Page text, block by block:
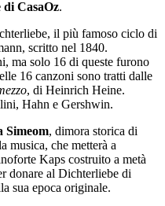
CasaOz.
il più famoso ciclo di
scritto nel 1840.
ma solo 16 di queste furono
16 canzoni sono tratti dalle
, di Heinrich Heine.
Hahn e Gershwin.
Simeom, dimora storica di
musica, che metterà a
Kaps costruito a metà
donare al Dichterliebe di
sua epoca originale.